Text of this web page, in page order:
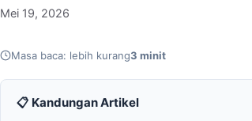
Mei 19, 2026
Masa baca: lebih kurang3 minit
📋 Kandungan Artikel